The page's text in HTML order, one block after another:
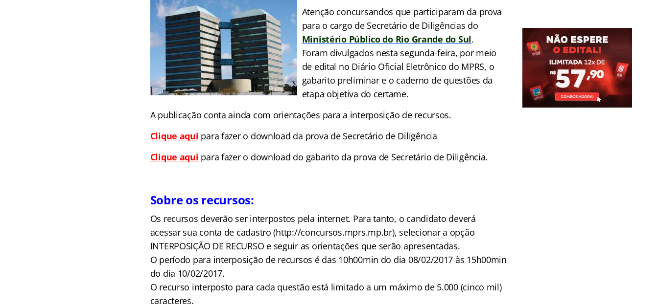
Atenção concursandos que participaram da prova
para o cargo de Secretário de Diligências do
Ministério Público do Rio Grande do Sul.
Foram divulgados nesta segunda-feira, por meio
de edital no Diário Oficial Eletrônico do MPRS, o
gabarito preliminar e o caderno de questões da
etapa objetiva do certame.
A publicação conta ainda com orientações para a interposição de recursos.
Clique aqui para fazer o download da prova de Secretário de Diligência
Clique aqui para fazer o download do gabarito da prova de Secretário de Diligência.
Sobre os recursos:
Os recursos deverão ser interpostos pela internet. Para tanto, o candidato deverá
acessar sua conta de cadastro (http://concursos.mprs.mp.br), selecionar a opção
INTERPOSIÇÃO DE RECURSO e seguir as orientações que serão apresentadas.
O período para interposição de recursos é das 10h00min do dia 08/02/2017 às 15h00min
do dia 10/02/2017.
O recurso interposto para cada questão está limitado a um máximo de 5.000 (cinco mil)
caracteres.